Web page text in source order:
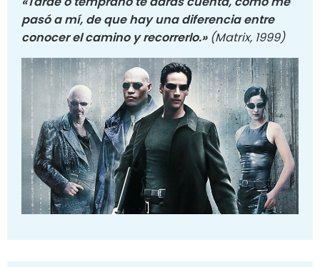
pasó a mí, de que hay una diferencia entre
conocer el camino y recorrerlo.» (Matrix, 1999)